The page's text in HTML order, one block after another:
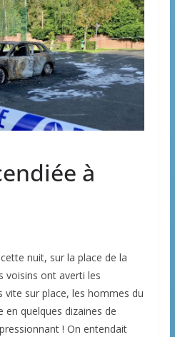
à
nuit, sur la place de la
voisins ont averti les
vite sur place, les hommes du
en quelques dizaines de
! On entendait